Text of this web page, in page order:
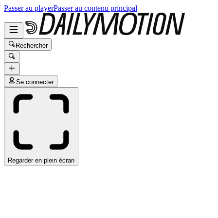
Passer au playerPasser au contenu principal
Rechercher
Se connecter
Regarder en plein écran